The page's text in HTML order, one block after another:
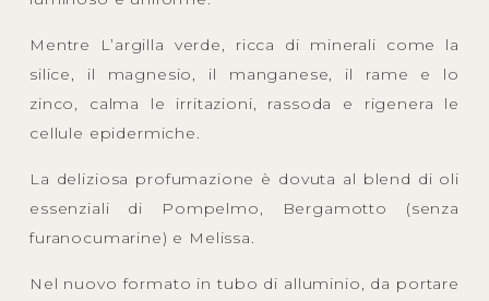
Mentre L’argilla verde, ricca di minerali come la
silice, il magnesio, il manganese, il rame e lo
zinco, calma le irritazioni, rassoda e rigenera le
cellule epidermiche.
La deliziosa profumazione è dovuta al blend di oli
essenziali di Pompelmo, Bergamotto (senza
furanocumarine) e Melissa.
Nel nuovo formato in tubo di alluminio, da portare